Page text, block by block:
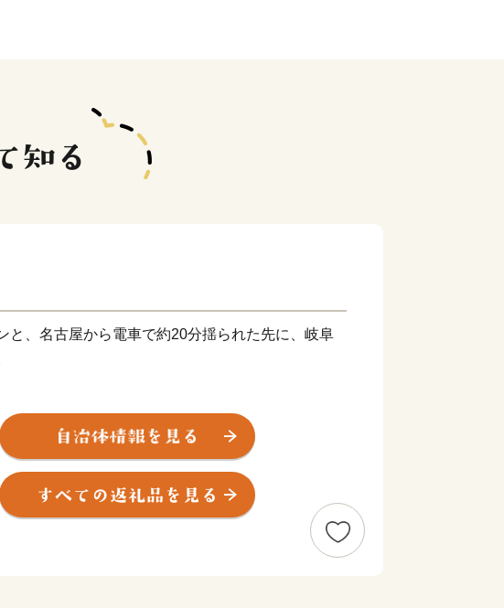
と、名古屋から電車で約20分揺られた先に、岐阜
在地である岐阜市には、魅力が満載。
岐阜駅周辺に並ぶ高層ビル。
しながら新たな活気がみなぎる柳ケ瀬商店街。
歴史を持つ鵜飼が行われる清流長良川。
を冠する自然豊かな金華山があり、斎藤道三公・織
光秀公をはじめとする戦国武将ゆかりのまち。